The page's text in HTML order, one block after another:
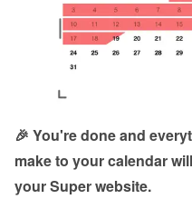
🎉 You're done and
make to your calendar
your Super website.